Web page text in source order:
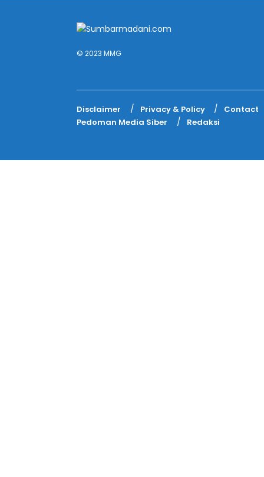
© 2023 MMG
Disclaimer Privacy & Policy
Contact
Pedoman Media Siber
Redaksi